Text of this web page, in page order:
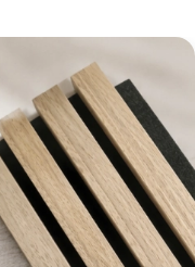
oferty lub
produkty do listy